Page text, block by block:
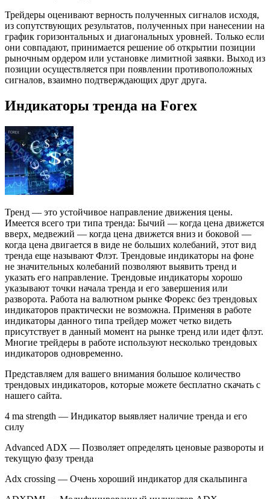
Трейдеры оценивают верность полученных сигналов исходя,
из сопутствующих результатов, полученных при нанесении на
график горизонтальных и диагональных уровней. Только если
они совпадают, принимается решение об открытии позиции
рыночным ордером или установке лимитной заявки. Выход из
позиции осуществляется при появлении противоположных
сигналов, взаимно подтверждающих друг друга.
Индикаторы тренда на Forex
Тренд — это устойчивое направление движения цены.
Имеется всего три типа тренда: Бычий — когда цена движется
вверх, медвежий — когда цена движется вниз и боковой —
когда цена двигается в виде не больших колебаний, этот вид
тренда еще называют Флэт. Трендовые индикаторы на фоне
не значительных колебаний позволяют выявить тренд и
указать его направление. Трендовые индикаторы хорошо
указывают точки начала тренда и его завершения или
разворота. Работа на валютном рынке Форекс без трендовых
индикаторов практически не возможна. Применяя в работе
индикаторы данного типа трейдер может четко видеть
присутствует в данный момент на рынке тренд или идет флэт.
Многие трейдеры в работе используют несколько трендовых
индикаторов одновременно.
Представляем для вашего внимания большое количество
трендовых индикаторов, которые можете бесплатно скачать с
нашего сайта.
4 ma strength — Индикатор выявляет наличие тренда и его
силу
Advanced ADX — Позволяет определять ценовые развороты и
текущую фазу тренда
Adx crossing — Очень хороший индикатор для скальпинга